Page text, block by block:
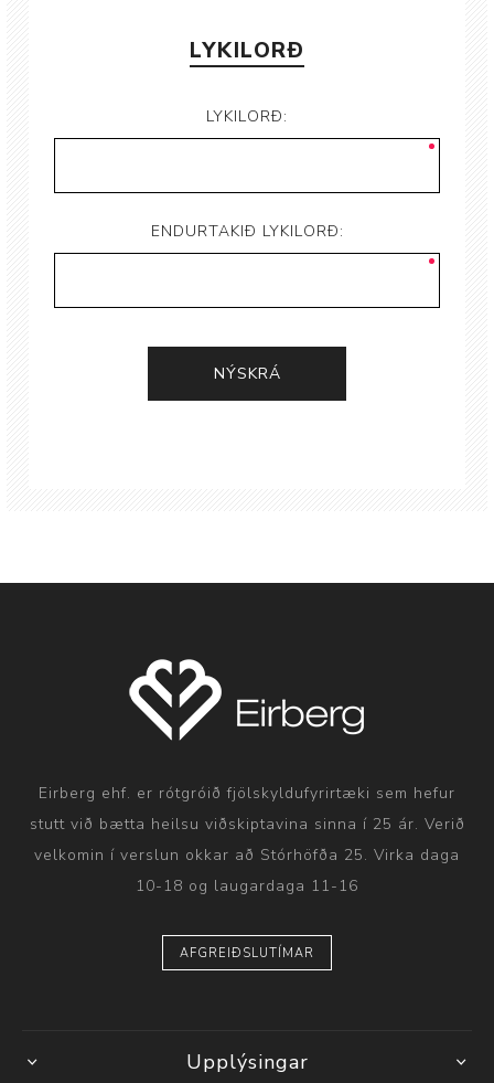
LYKILORÐ
LYKILORÐ:
ENDURTAKIÐ LYKILORÐ:
Eirberg ehf. er rótgróið fjölskyldufyrirtæki sem hefur
stutt við bætta heilsu viðskiptavina sinna í 25 ár. Verið
velkomin í verslun okkar að Stórhöfða 25. Virka daga
10-18 og laugardaga 11-16
AFGREIÐSLUTÍMAR
Upplýsingar